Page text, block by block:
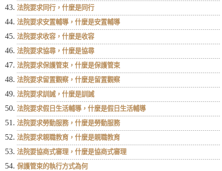
法院要求同行，什麼是同行
法院要求安置輔導，什麼是安置輔導
法院要求收容，什麼是收容
法院要求協尋，什麼是協尋
法院要求保護管束，什麼是保護管束
法院要求留置觀察，什麼是留置觀察
法院要求訓誡，什麼是訓誡
法院要求假日生活輔導，什麼是假日生活輔導
法院要求勞動服務，什麼是勞動服務
法院要求親職教育，什麼是親職教育
法院要協商式審理，什麼是協商式審理
保護管束的執行方式為何